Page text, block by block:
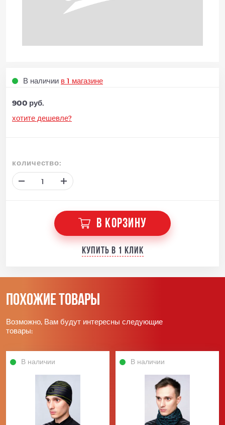
В наличии в 1 магазине
900 руб.
хотите дешевле?
количество:
В КОРЗИНУ
Купить в 1 клик
Похожие товары
Возможно, Вам будут интересны следующие
товары:
В наличии В наличии